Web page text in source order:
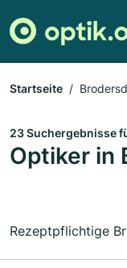
Startseite
23 Suchergebnisse
Optiker in
Rezeptpflichtige